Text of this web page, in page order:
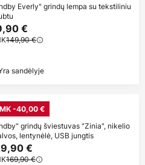
Everly" grindų lempa su tekstiliniu
€
149,90 €
sandėlyje
-40,00 €
grindų šviestuvas "Zinia", nikelio
lentynėlė, USB jungtis
€
169,90 €